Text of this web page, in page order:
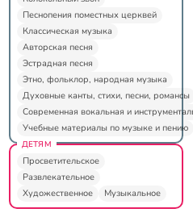
Песнопения поместных церквей
Классическая музыка
Авторская песня
Эстрадная песня
Этно, фольклор, народная музыка
Духовные канты, стихи, песни, романсы
Современная вокальная и
Учебные материалы по музыке и пению
ДЕТЯМ
Просветительское
Развлекательное
Художественное
Музыкальное